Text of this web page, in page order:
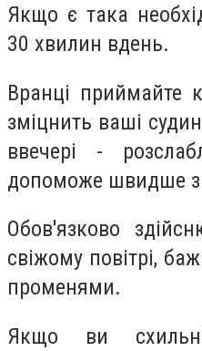
Якщо є така
30 хвилин вдень.
Вранці приймайте
зміцнить ваші
ввечері -
допоможе швидше
Обов'язково
свіжому повітрі,
променями.
Якщо ви